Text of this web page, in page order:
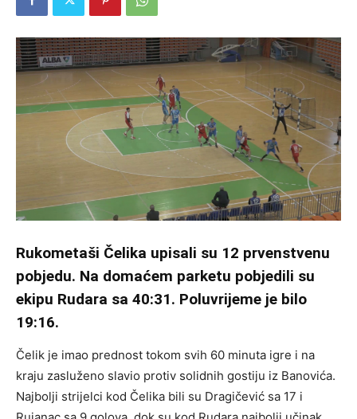
Rukometaši Čelika upisali su 12 prvenstvenu
pobjedu. Na domaćem parketu pobjedili su
ekipu Rudara sa 40:31. Poluvrijeme je bilo
19:16.
Čelik je imao prednost tokom svih 60 minuta igre i na
kraju zasluženo slavio protiv solidnih gostiju iz Banovića.
Najbolji strijelci kod Čelika bili su Dragičević sa 17 i